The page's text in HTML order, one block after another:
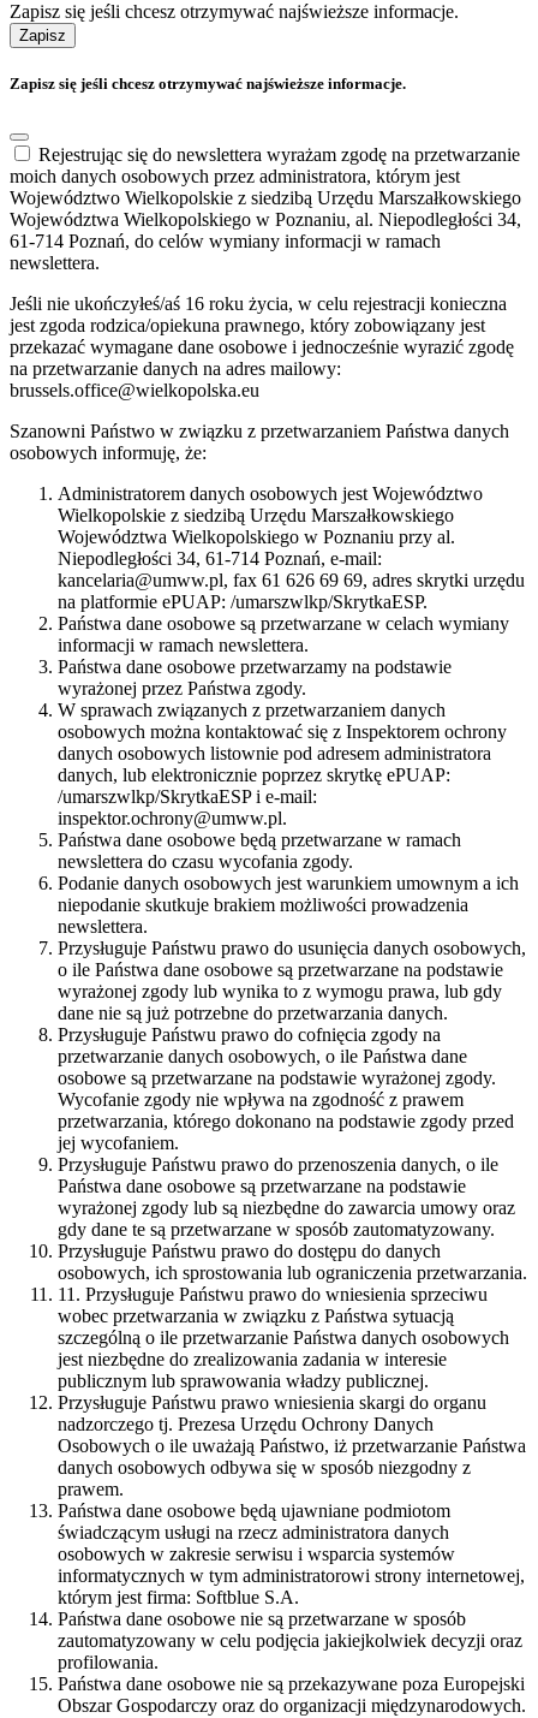
Zapisz się jeśli chcesz otrzymywać najświeższe informacje.
Zapisz
Zapisz się jeśli chcesz otrzymywać najświeższe informacje.
Rejestrując się do newslettera wyrażam zgodę na przetwarzanie
moich danych osobowych przez administratora, którym jest
Województwo Wielkopolskie z siedzibą Urzędu Marszałkowskiego
Województwa Wielkopolskiego w Poznaniu, al. Niepodległości 34,
61-714 Poznań, do celów wymiany informacji w ramach
newslettera.
Jeśli nie ukończyłeś/aś 16 roku życia, w celu rejestracji konieczna
jest zgoda rodzica/opiekuna prawnego, który zobowiązany jest
przekazać wymagane dane osobowe i jednocześnie wyrazić zgodę
na przetwarzanie danych na adres mailowy:
brussels.office@wielkopolska.eu
Szanowni Państwo w związku z przetwarzaniem Państwa danych
osobowych informuję, że:
Administratorem danych osobowych jest Województwo
Wielkopolskie z siedzibą Urzędu Marszałkowskiego
Województwa Wielkopolskiego w Poznaniu przy al.
Niepodległości 34, 61-714 Poznań, e-mail:
kancelaria@umww.pl, fax 61 626 69 69, adres skrytki urzędu
na platformie ePUAP: /umarszwlkp/SkrytkaESP.
Państwa dane osobowe są przetwarzane w celach wymiany
informacji w ramach newslettera.
Państwa dane osobowe przetwarzamy na podstawie
wyrażonej przez Państwa zgody.
W sprawach związanych z przetwarzaniem danych
osobowych można kontaktować się z Inspektorem ochrony
danych osobowych listownie pod adresem administratora
danych, lub elektronicznie poprzez skrytkę ePUAP:
/umarszwlkp/SkrytkaESP i e-mail:
inspektor.ochrony@umww.pl.
Państwa dane osobowe będą przetwarzane w ramach
newslettera do czasu wycofania zgody.
Podanie danych osobowych jest warunkiem umownym a ich
niepodanie skutkuje brakiem możliwości prowadzenia
newslettera.
Przysługuje Państwu prawo do usunięcia danych osobowych,
o ile Państwa dane osobowe są przetwarzane na podstawie
wyrażonej zgody lub wynika to z wymogu prawa, lub gdy
dane nie są już potrzebne do przetwarzania danych.
Przysługuje Państwu prawo do cofnięcia zgody na
przetwarzanie danych osobowych, o ile Państwa dane
osobowe są przetwarzane na podstawie wyrażonej zgody.
Wycofanie zgody nie wpływa na zgodność z prawem
przetwarzania, którego dokonano na podstawie zgody przed
jej wycofaniem.
Przysługuje Państwu prawo do przenoszenia danych, o ile
Państwa dane osobowe są przetwarzane na podstawie
wyrażonej zgody lub są niezbędne do zawarcia umowy oraz
gdy dane te są przetwarzane w sposób zautomatyzowany.
Przysługuje Państwu prawo do dostępu do danych
osobowych, ich sprostowania lub ograniczenia przetwarzania.
11. Przysługuje Państwu prawo do wniesienia sprzeciwu
wobec przetwarzania w związku z Państwa sytuacją
szczególną o ile przetwarzanie Państwa danych osobowych
jest niezbędne do zrealizowania zadania w interesie
publicznym lub sprawowania władzy publicznej.
Przysługuje Państwu prawo wniesienia skargi do organu
nadzorczego tj. Prezesa Urzędu Ochrony Danych
Osobowych o ile uważają Państwo, iż przetwarzanie Państwa
danych osobowych odbywa się w sposób niezgodny z
prawem.
Państwa dane osobowe będą ujawniane podmiotom
świadczącym usługi na rzecz administratora danych
osobowych w zakresie serwisu i wsparcia systemów
informatycznych w tym administratorowi strony internetowej,
którym jest firma: Softblue S.A.
Państwa dane osobowe nie są przetwarzane w sposób
zautomatyzowany w celu podjęcia jakiejkolwiek decyzji oraz
profilowania.
Państwa dane osobowe nie są przekazywane poza Europejski
Obszar Gospodarczy oraz do organizacji międzynarodowych.